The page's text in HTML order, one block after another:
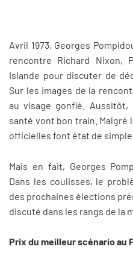
Avril 1973, Georges
rencontre Richard Nixon,
Islande pour discuter de
Sur les images de la
au visage gonflé.
santé vont bon train. Malgré
officielles font état de
Mais en fait, Georges
Dans les coulisses, le
des prochaines élections
discuté dans les rangs de la
Prix du meilleur scénario au